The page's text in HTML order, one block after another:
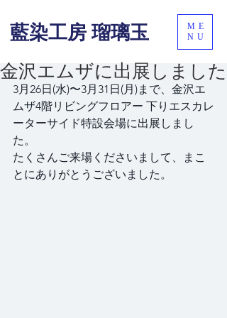
藍染工房 瑠璃玉
ME
NU
金沢エムザに出展しました
3月26日(水)〜3月31日(月)まで、金沢エ
ムザ4階リビングフロアー 下りエスカレ
ーターサイド特設会場に出展しまし
た。
たくさんご来場くださいまして、まこ
とにありがとうございました。